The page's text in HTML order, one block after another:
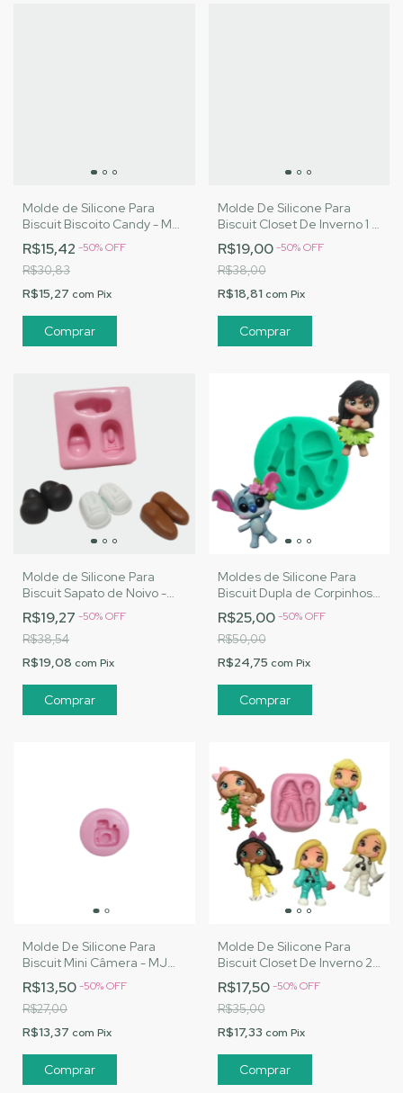
Molde de Silicone Para
Biscuit Biscoito Candy - MJ
Artesanatos |Cód. 3163
R$15,42 -50%OFF
R$30,83
R$15,27 com Pix
Molde De Silicone Para
Biscuit Closet De Inverno 1 -
MJ Artesanatos |Cód. 3086
R$19,00-50%OFF
R$38,00
R$18,81 com Pix
Molde de Silicone Para
Biscuit Sapato de Noivo -
MJ Artesanatos |Cód. 1501
R$19,27 -50%OFF
R$38,54
R$19,08 com Pix
Moldes de Silicone Para
Biscuit Dupla de Corpinhos
Fofinhos - MJ Artesanatos
|Cód. 2726
R$25,00-50%OFF
R$50,00
R$24,75 com Pix
Molde De Silicone Para
Biscuit Mini Câmera - MJ
Artesanatos|Cód. 2253
R$13,50-50%OFF
R$27,00
R$13,37 com Pix
Molde De Silicone Para
Biscuit Closet De Inverno 2 -
MJ Artesanatos |Cód. 3087
R$17,50-50%OFF
R$35,00
R$17,33 com Pix